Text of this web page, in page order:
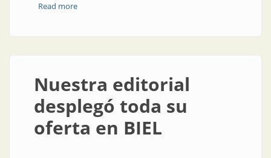
Read moreabout Aerogeneradores tecnológicos en un nuevo
Nuestra editorial
desplegó toda su
oferta en BIEL